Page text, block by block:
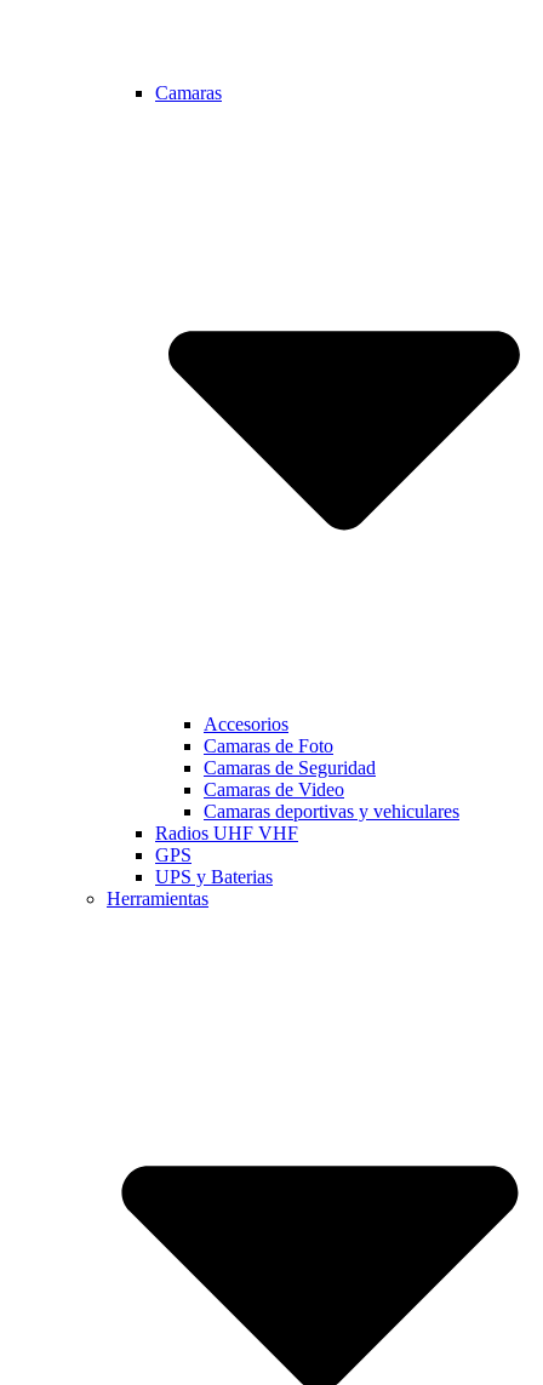
Camaras
Accesorios
Camaras de Foto
Camaras de Seguridad
Camaras de Video
Camaras deportivas y vehiculares
Radios UHF VHF
GPS
UPS y Baterias
Herramientas